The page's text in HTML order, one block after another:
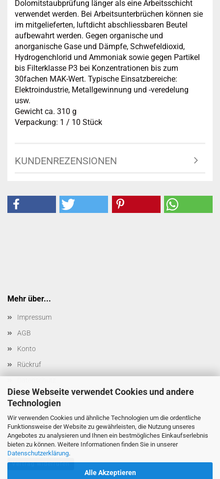
Diese Webseite verwendet Cookies und andere
Technologien
Wir verwenden Cookies und ähnliche Technologien um die ordentliche
Funktionsweise der Website zu gewährleisten, die Nutzung unseres
Angebotes zu analysieren und Ihnen ein bestmögliches Einkaufserlebnis
bieten zu können. Weitere Informationen finden Sie in unserer
Datenschutzerklärung.
Alle Akzeptieren
Dolomitstaubprüfung länger als eine Arbeitsschicht
verwendet werden. Bei Arbeitsunterbrüchen können sie
im mitgelieferten, luftdicht abschliessbaren Beutel
aufbewahrt werden. Gegen organische und
anorganische Gase und Dämpfe, Schwefeldioxid,
Hydrogenchlorid und Ammoniak sowie gegen Partikel
bis Filterklasse P3 bei Konzentrationen bis zum
30fachen MAK-Wert. Typische Einsatzbereiche:
Elektroindustrie, Metallgewinnung und -veredelung
usw.
Gewicht ca. 310 g
Verpackung: 1 / 10 Stück
KUNDENREZENSIONEN
Mehr über...
Impressum
AGB
Konto
Rückruf
Cookie Einstellungen
Vertrag widerrufen